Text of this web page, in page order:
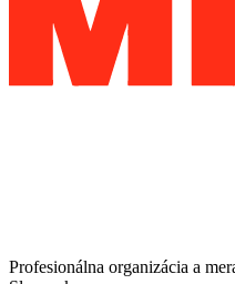
Profesionálna organizácia a